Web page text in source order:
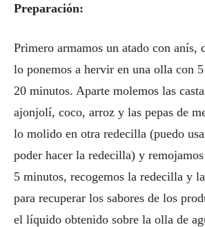
Preparación:
Primero armamos un atado con anís,
lo ponemos a hervir en una olla con
20 minutos. Aparte molemos las
ajonjolí, coco, arroz y las pepas de
lo molido en otra redecilla (puedo
poder hacer la redecilla) y remojamos
5 minutos, recogemos la redecilla y
para recuperar los sabores de los
el líquido obtenido sobre la olla de